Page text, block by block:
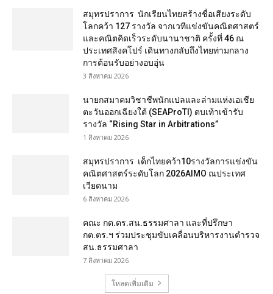
สมุทรปราการ นักเรียนไทยสร้างชื่อเสียงระดับ
โลกคว้า 127 รางวัล จากเวทีแข่งขันคณิตศาสตร์
และคณิตคิดเร็วระดับนานาชาติ ครั้งที่ 46 ณ
ประเทศสิงคโปร์ เดินทางกลับถึงไทยท่ามกลาง
การต้อนรับอย่างอบอุ่น
3 สิงหาคม 2026
นายกสมาคมวิชาชีพนักแปลและล่ามแห่งเอเชีย
ตะวันออกเฉียงใต้ (SEAProTI) ตบเท้าเข้ารับ
รางวัล “Rising Star in Arbitrations”
1 สิงหาคม 2026
สมุทรปราการ เด็กไทยคว้า10รางวัลการแข่งขัน
คณิตศาสตร์ระดับโลก 2026AIMO ณประเทศ
เวียดนาม
6 สิงหาคม 2026
คณะ กต.ตร.สน.ธรรมศาลา และที่ปรึกษา
กต.ตร.ฯ ร่วมประชุมขับเคลื่อนบริหารงานตำรวจ
สน.ธรรมศาลา
7 สิงหาคม 2026
โหลดเพิ่มเติม